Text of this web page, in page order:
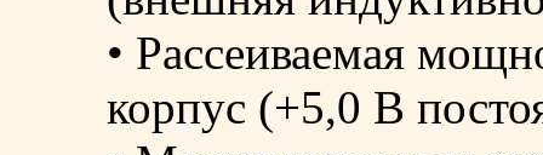
• Рассеиваемая
корпус (+5,0 В